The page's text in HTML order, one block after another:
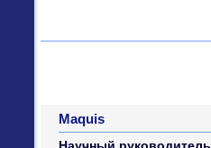
Maquis